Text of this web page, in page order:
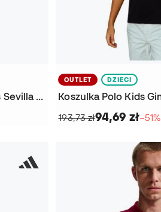
Koszulka Polo Trening dla Kids Sevilla FC 2025-2026
OUTLET DZIECI
193,73 zł94,69 zł−51%